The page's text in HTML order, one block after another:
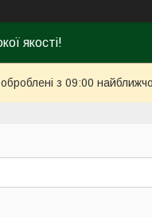
якості!
з 09:00